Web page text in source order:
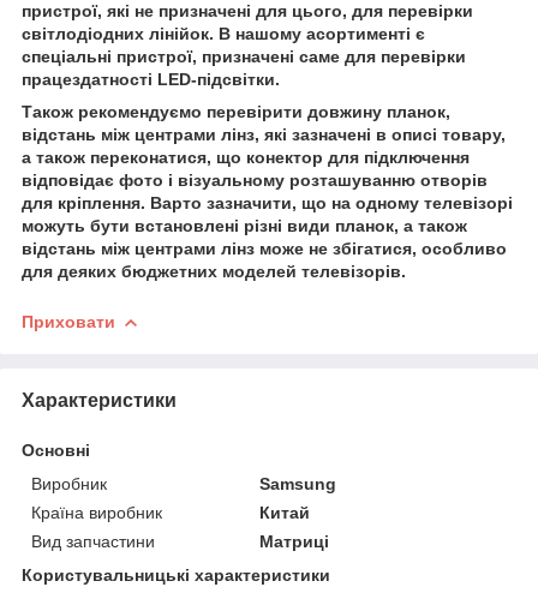
пристрої, які не призначені для цього, для перевірки
світлодіодних лінійок. В нашому асортименті є
спеціальні пристрої, призначені саме для перевірки
працездатності LED-підсвітки.
Також рекомендуємо перевірити довжину планок,
відстань між центрами лінз, які зазначені в описі товару,
а також переконатися, що конектор для підключення
відповідає фото і візуальному розташуванню отворів
для кріплення. Варто зазначити, що на одному телевізорі
можуть бути встановлені різні види планок, а також
відстань між центрами лінз може не збігатися, особливо
для деяких бюджетних моделей телевізорів.
Приховати
Характеристики
Основні
Виробник
Samsung
Країна виробник
Китай
Вид запчастини
Матриці
Користувальницькі характеристики